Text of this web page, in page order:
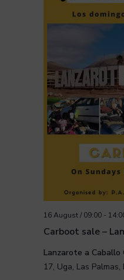
Carboot sale –
16 August / 09:00-
Lanzarote a Caballo
17, Uga, Las Palmas,